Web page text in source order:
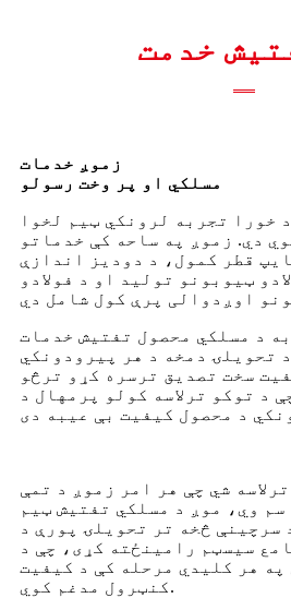
خدمت
زموږ خدمات
مسلکي او پر وخت رسولو
خورا تجربه لرونکي ټیم لخوا
دي. زموږ په ساحه کې خدماتو
قطر کمول، د دودیز اندازې
ټیوبونو تولید او د فولادو
د مسلکي محصول تفتیش خدمات
تحویلۍ دمخه د هر پیرودونکي
سخت تصدیق ترسره کړو ترڅو
د توکو ترلاسه کولو پرمهال د
شي چې هر امر زموږ د تمې
وي، موږ د مسلکي تفتیش ټیم
سرچینې څخه تر تحویلۍ پورې د
سیسټم رامینځته کړی، چې د
په هر کلیدي مرحله کې د کیفیت
کنټرول مدغم کوي.